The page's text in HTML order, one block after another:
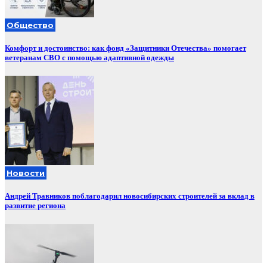
Общество
Комфорт и достоинство: как фонд «Защитники Отечества» помогает
ветеранам СВО с помощью адаптивной одежды
Новости
Андрей Травников поблагодарил новосибирских строителей за вклад в
развитие региона